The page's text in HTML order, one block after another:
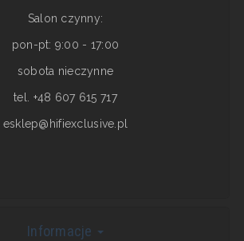
Salon czynny:
pon-pt: 9:00 - 17:00
sobota nieczynne
tel. +48 607 615 717
esklep@hifiexclusive.pl
Informacje